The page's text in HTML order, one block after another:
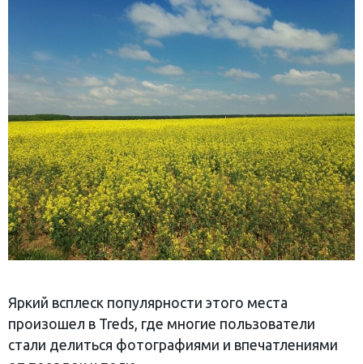
‎Яркий всплеск популярности этого места
произошел в Treds, где многие пользователи
стали делиться фотографиями и впечатлениями